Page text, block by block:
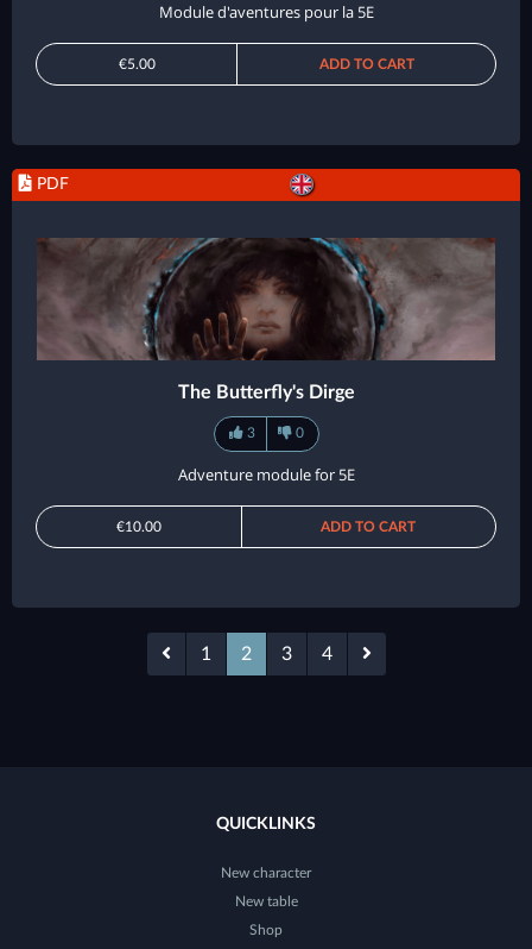
Module d'aventures pour la 5E
€5.00 ADD TO CART
PDF
The Butterfly's Dirge
3 0
Adventure module for 5E
€10.00 ADD TO CART
1 2 3 4
QUICKLINKS
New character
New table
Shop